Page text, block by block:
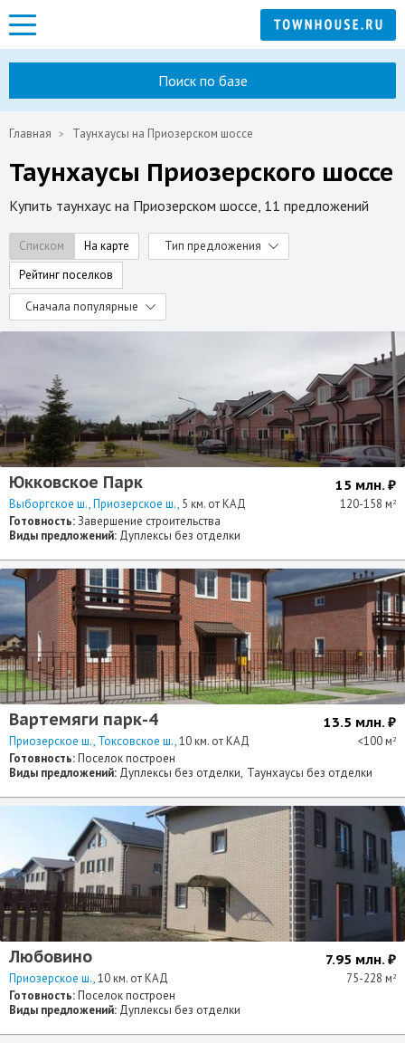
Поиск по базе
Главная Таунхаусы на Приозерском шоссе
Таунхаусы Приозерского шоссе
Купить таунхаус на Приозерском шоссе, 11 предложений
Списком На карте
Тип предложения
Рейтинг поселков
Сначала популярные
Юкковское Парк
Выборгское ш. Приозерское ш. 5 км. от КАД
15 млн. ₽
120-158 м 2
Готовность:Завершение строительства
Виды предложений: Дуплексы без отделки
Вартемяги парк-4
Приозерское ш. Токсовское ш. 10 км. от КАД
13.5 млн. ₽
<100 м 2
Готовность:Поселок построен
Виды предложений: Дуплексы без отделки Таунхаусы без отделки
Любовино
Приозерское ш. 10 км. от КАД
7.95 млн. ₽
75-228 м 2
Готовность:Поселок построен
Виды предложений: Дуплексы без отделки